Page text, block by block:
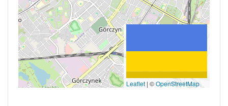
Leaflet | ©OpenStreetMap